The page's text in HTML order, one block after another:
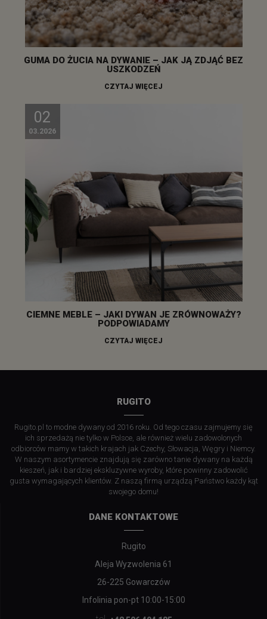
GUMA DO ŻUCIA NA DYWANIE – JAK JĄ ZDJĄĆ BEZ
USZKODZEŃ
CZYTAJ WIĘCEJ
02
03.2026
CIEMNE MEBLE – JAKI DYWAN JE ZRÓWNOWAŻY?
PODPOWIADAMY
CZYTAJ WIĘCEJ
RUGITO
Rugito.pl to modne dywany od 2016 roku. Od tego czasu zajmujemy się
ich sprzedażą nie tylko w Polsce, ale również wielu zadowolonych
odbiorców mamy w takich krajach jak Czechy, Słowacja, Węgry i Niemcy.
W naszym asortymencie znajdują się zarówno tanie dywany na każdą
kieszeń, jak i bardziej ekskluzywne wyroby, które powinny zadowolić
gusta wymagających klientów. Z naszą firmą urządzą Państwo każdy kąt
swojego domu!
DANE KONTAKTOWE
Rugito
Aleja Wyzwolenia 61
26-225 Gowarczów
Infolinia pon-pt 10:00-15:00